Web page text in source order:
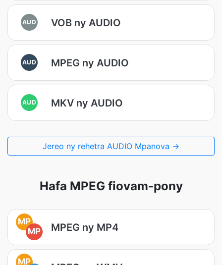
AUD VOB ny AUDIO
AUD MPEG ny AUDIO
AUD MKV ny AUDIO
Jereo ny rehetra AUDIO Mpanova →
Hafa MPEG fiovam-pony
MP
MP
MPEG ny MP4
MP